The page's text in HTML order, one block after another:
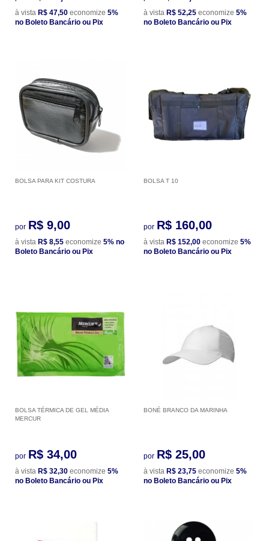
à vista R$ 47,50 economize 5%
no Boleto Bancário ou Pix
à vista R$ 52,25 economize 5%
no Boleto Bancário ou Pix
BOLSA PARA KIT COSTURA
por R$ 9,00
à vista R$ 8,55 economize 5% no
Boleto Bancário ou Pix
BOLSA T 10
por R$ 160,00
à vista R$ 152,00 economize 5%
no Boleto Bancário ou Pix
BOLSA TÉRMICA DE GEL MÉDIA
MERCUR
por R$ 34,00
à vista R$ 32,30 economize 5%
no Boleto Bancário ou Pix
BONÉ BRANCO DA MARINHA
por R$ 25,00
à vista R$ 23,75 economize 5%
no Boleto Bancário ou Pix